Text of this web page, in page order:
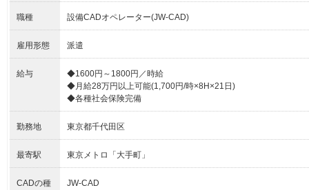
職種 設備CADオペレーター(JW-CAD)
雇用形態 派遣
給与
◆1600円～1800円／時給
◆月給28万円以上可能(1,700円/時×8H×21日)
◆各種社会保険完備
勤務地 東京都千代田区
最寄駅 東京メトロ「大手町」
CADの種
JW-CAD